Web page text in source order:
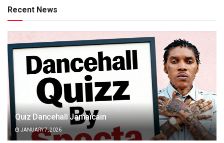
Recent News
Quiz Dancehall Jamaïcain
JANUARY 7, 2026